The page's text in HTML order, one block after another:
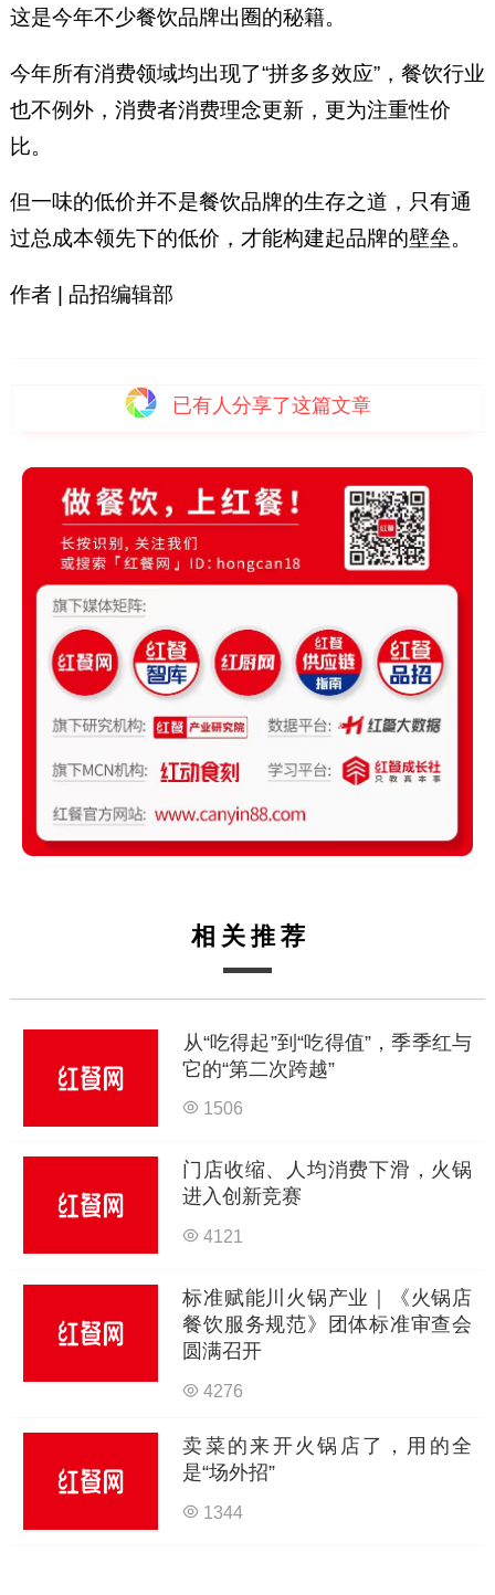
这是今年不少餐饮品牌出圈的秘籍。
今年所有消费领域均出现了“拼多多效应”，餐饮行业
也不例外，消费者消费理念更新，更为注重性价
比。
但一味的低价并不是餐饮品牌的生存之道，只有通
过总成本领先下的低价，才能构建起品牌的壁垒。
作者 | 品招编辑部
已有 人分享了这篇文章
相关推荐
从“吃得起”到“吃得值”，季季红与
它的“第二次跨越”
1506
门店收缩、人均消费下滑，火锅
进入创新竞赛
4121
标准赋能川火锅产业｜《火锅店
餐饮服务规范》团体标准审查会
圆满召开
4276
卖菜的来开火锅店了，用的全
是“场外招”
1344